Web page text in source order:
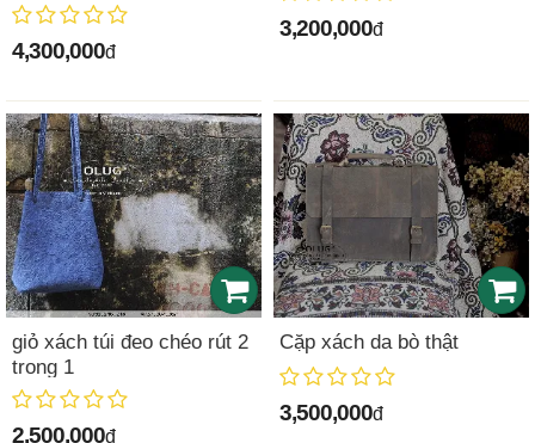
4,300,000đ
3,200,000đ
giỏ xách túi đeo chéo rút 2
trong 1
2,500,000đ
Cặp xách da bò thật
3,500,000đ